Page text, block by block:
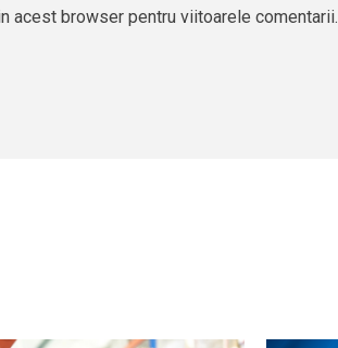
acest browser pentru viitoarele comentarii.